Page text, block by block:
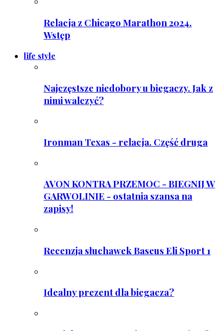
Relacja z Chicago Marathon 2024.
Wstęp
life style
Najczęstsze niedobory u biegaczy. Jak z
nimi walczyć?
Ironman Texas - relacja. Część druga
AVON KONTRA PRZEMOC - BIEGNIJ W
GARWOLINIE - ostatnia szansa na
zapisy!
Recenzja słuchawek Baseus Eli Sport 1
Idealny prezent dla biegacza?